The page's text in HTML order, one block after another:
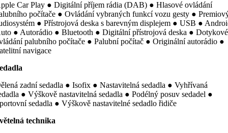
Car Play ● Digitální příjem rádia (DAB) ● Hlasové ovládání
počítače ● Ovládání vybraných funkcí vozu gesty ●
● Přístrojová deska s barevným displejem ● USB ●
● Autorádio ● Bluetooth ● Digitální přístrojová deska ● Dotykové
palubního počítače ● Palubní počítač ● Originální autorádio ●
navigace
zadní sedadla ● Isofix ● Nastavitelná sedadla ● Vyhřívaná
● Výškově nastavitelná sedadla ● Podélný posuv sedadel ●
sedadla ● Výškově nastavitelné sedadlo řidiče
technika